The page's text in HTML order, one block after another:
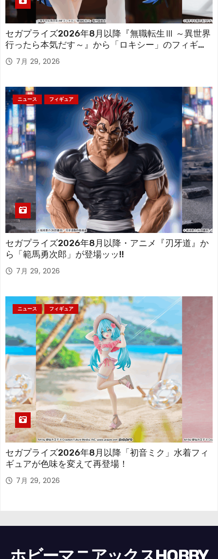
セガプライズ2026年8月以降『無職転生Ⅲ ～異世界
行ったら本気だす～』から「ロキシー」のフィギュ
アが登場！
7月 29, 2026
ニュース フィギュア
セガプライズ2026年8月以降・アニメ『刃牙道』か
ら「範馬勇次郎」が登場ッッ!!
7月 29, 2026
ニュース フィギュア
セガプライズ2026年8月以降「初音ミク」水着フィ
ギュアが色味を変えて再登場！
7月 29, 2026